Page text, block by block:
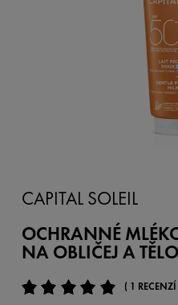
CAPITAL SOLEIL
OCHRANNÉ
NA OBLIČEJ A TĚLO
( 1 RECENZÍ